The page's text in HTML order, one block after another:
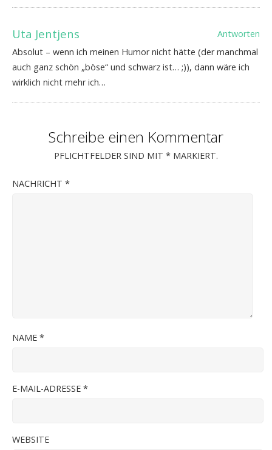
Uta Jentjens
Antworten
Absolut – wenn ich meinen Humor nicht hätte (der manchmal
auch ganz schön „böse“ und schwarz ist… ;)), dann wäre ich
wirklich nicht mehr ich…
Schreibe einen Kommentar
PFLICHTFELDER SIND MIT * MARKIERT.
NACHRICHT *
NAME *
E-MAIL-ADRESSE *
WEBSITE